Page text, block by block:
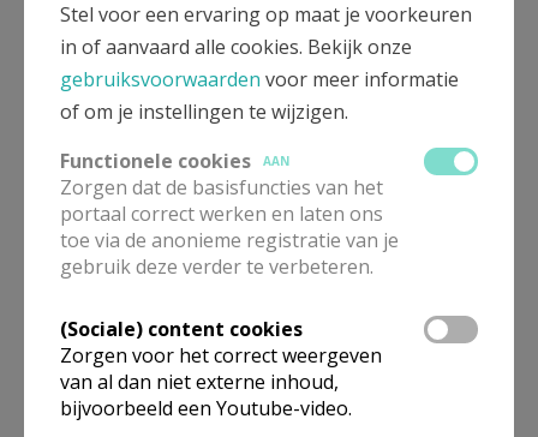
pastoraalcoördinator
Wildersedreef 25A
1910 Kampenhout
016 65 76 65
Stel voor een ervaring op maat je voorkeuren
in of aanvaard alle cookies. Bekijk onze
gebruiksvoorwaarden voor meer informatie
of om je instellingen te wijzigen.
Functionele cookies
AAN
Zorgen dat de basisfuncties van het
portaal correct werken en laten ons
toe via de anonieme registratie van je
gebruik deze verder te verbeteren.
(Sociale) content cookies
Zorgen voor het correct weergeven
van al dan niet externe inhoud,
bijvoorbeeld een Youtube-video.